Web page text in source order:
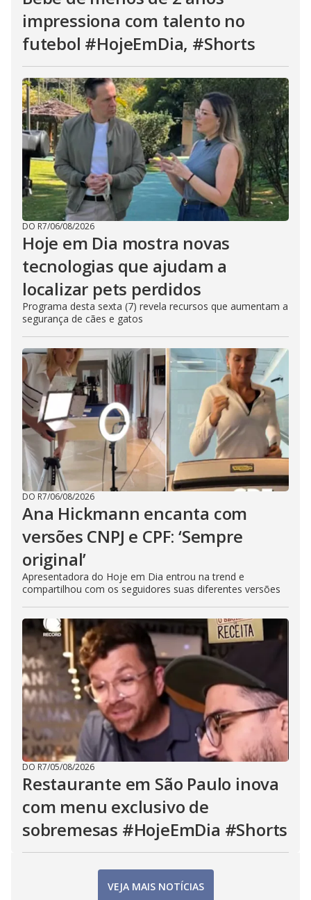
impressiona com talento no
futebol #HojeEmDia, #Shorts
DO R7/06/08/2026
Hoje em Dia mostra novas
tecnologias que ajudam a
localizar pets perdidos
Programa desta sexta (7) revela recursos que aumentam a
segurança de cães e gatos
DO R7/06/08/2026
Ana Hickmann encanta com
versões CNPJ e CPF: ‘Sempre
original’
Apresentadora do Hoje em Dia entrou na trend e
compartilhou com os seguidores suas diferentes versões
DO R7/05/08/2026
Restaurante em São Paulo inova
com menu exclusivo de
sobremesas #HojeEmDia #Shorts
VEJA MAIS NOTÍCIAS